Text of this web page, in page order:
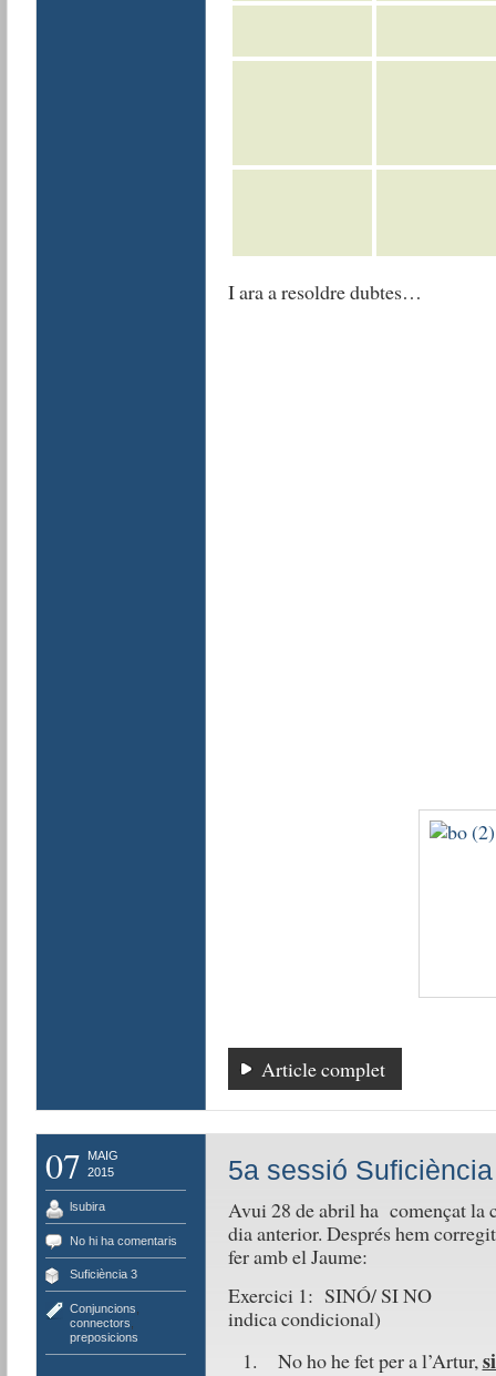
I ara a resoldre dubtes…
Article complet
07
MAIG
2015
lsubira
No hi ha comentaris
Suficiència 3
Conjuncions
connectors
preposicions
5a sessió
Avui 28 de abril ha començat
dia anterior. Després hem
fer amb el Jaume:
Exercici 1: SINÓ/ SI
indica condicional)
No ho he fet per a l’Artur,